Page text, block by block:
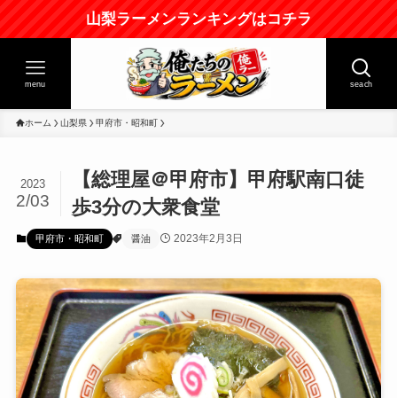
山梨ラーメンランキングはコチラ
seach
menu
ホーム 山梨県 甲府市・昭和町
【総理屋＠甲府市】甲府駅南口徒
歩3分の大衆食堂
2023
2/03
甲府市・昭和町 醤油 2023年2月3日